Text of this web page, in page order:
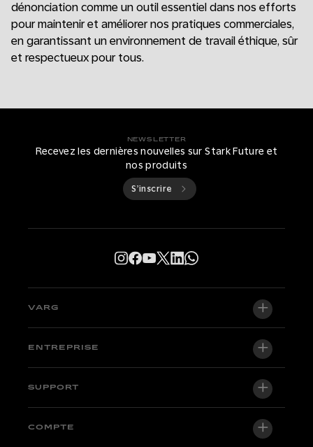
dénonciation comme un outil essentiel dans nos efforts
pour maintenir et améliorer nos pratiques commerciales,
en garantissant un environnement de travail éthique, sûr
et respectueux pour tous.
NEWSLETTER
Recevez les dernières nouvelles sur Stark Future et
nos produits
S’inscrire
VARG
VARG EX
Factory Edition
ENTREPRISE
À propos de nous
SUPPORT
Centre d'assistance
COMPTE